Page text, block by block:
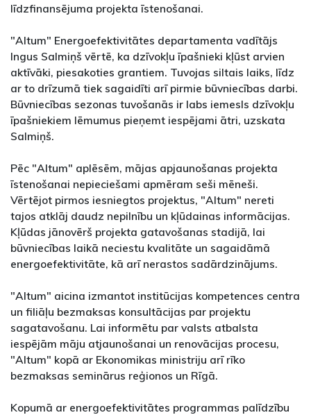
līdzfinansējuma projekta īstenošanai.
"Altum" Energoefektivitātes departamenta vadītājs
Ingus Salmiņš vērtē, ka dzīvokļu īpašnieki kļūst arvien
aktīvāki, piesakoties grantiem. Tuvojas siltais laiks, līdz
ar to drīzumā tiek sagaidīti arī pirmie būvniecības darbi.
Būvniecības sezonas tuvošanās ir labs iemesls dzīvokļu
īpašniekiem lēmumus pieņemt iespējami ātri, uzskata
Salmiņš.
Pēc "Altum" aplēsēm, mājas apjaunošanas projekta
īstenošanai nepieciešami apmēram seši mēneši.
Vērtējot pirmos iesniegtos projektus, "Altum" nereti
tajos atklāj daudz nepilnību un kļūdainas informācijas.
Kļūdas jānovērš projekta gatavošanas stadijā, lai
būvniecības laikā neciestu kvalitāte un sagaidāmā
energoefektivitāte, kā arī nerastos sadārdzinājums.
"Altum" aicina izmantot institūcijas kompetences centra
un filiāļu bezmaksas konsultācijas par projektu
sagatavošanu. Lai informētu par valsts atbalsta
iespējām māju atjaunošanai un renovācijas procesu,
"Altum" kopā ar Ekonomikas ministriju arī rīko
bezmaksas seminārus reģionos un Rīgā.
Kopumā ar energoefektivitātes programmas palīdzību